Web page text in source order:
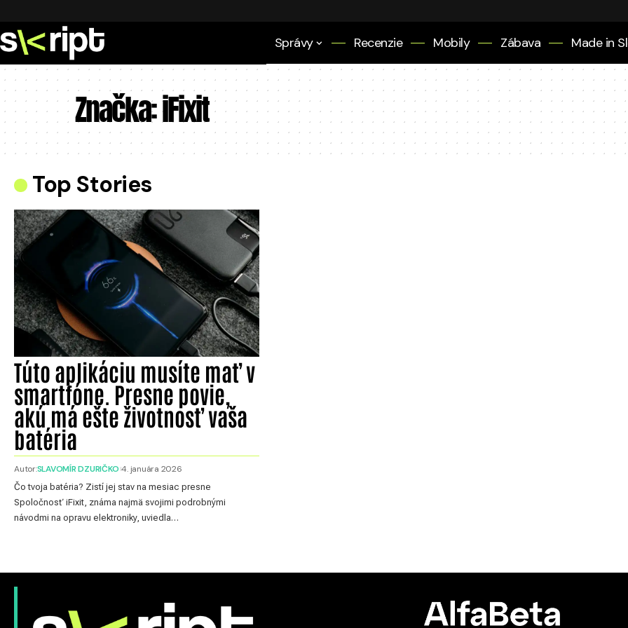
Správy Recenzie Mobily Zábava Made in
Značka:iFixit
Top Stories
Túto aplikáciu musíte mať v
smartfóne. Presne povie,
akú má ešte životnosť vaša
batéria
Autor:SLAVOMÍR DZURIČKO 4. januára 2026
Čo tvoja batéria? Zistí jej stav na mesiac presne
Spoločnosť iFixit, známa najmä svojimi podrobnými
návodmi na opravu elektroniky, uviedla…